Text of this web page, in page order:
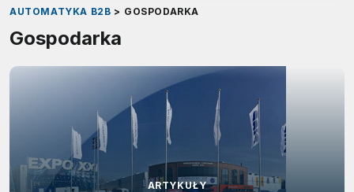
AUTOMATYKA B2B > GOSPODARKA
Gospodarka
ARTYKUŁY